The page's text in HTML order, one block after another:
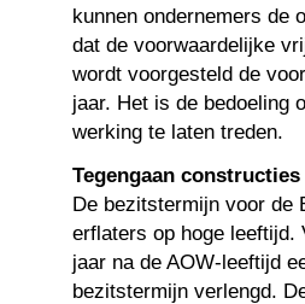
kunnen ondernemers de
dat de voorwaardelijke
wordt voorgesteld de
jaar. Het is de bedoeling
werking te laten treden.
Tegengaan
De bezitstermijn voor de
erflaters op hoge leeftijd.
jaar na de AOW-leeftijd
bezitstermijn verlengd.